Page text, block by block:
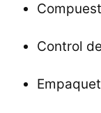
Control